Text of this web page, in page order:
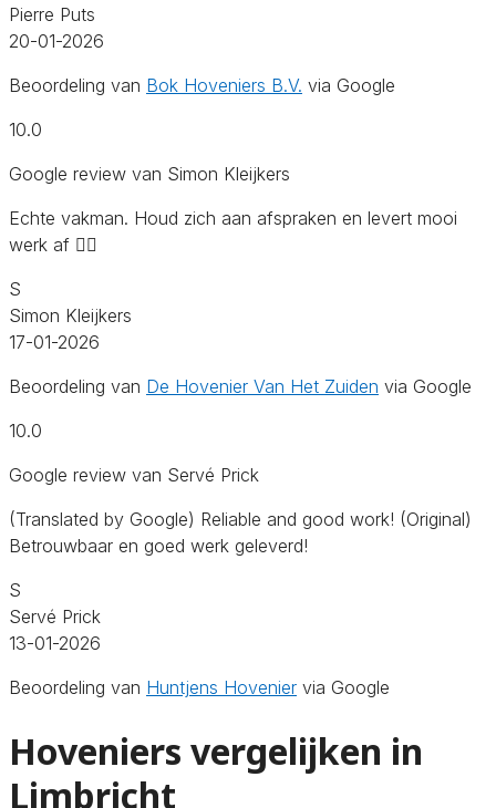
Pierre Puts
20-01-2026
Beoordeling van Bok Hoveniers B.V. via Google
10.0
Google review van Simon Kleijkers
Echte vakman. Houd zich aan afspraken en levert mooi
werk af 👍🏻
S
Simon Kleijkers
17-01-2026
Beoordeling van De Hovenier Van Het Zuiden via Google
10.0
Google review van Servé Prick
(Translated by Google) Reliable and good work! (Original)
Betrouwbaar en goed werk geleverd!
S
Servé Prick
13-01-2026
Beoordeling van Huntjens Hovenier via Google
Hoveniers vergelijken in
Limbricht